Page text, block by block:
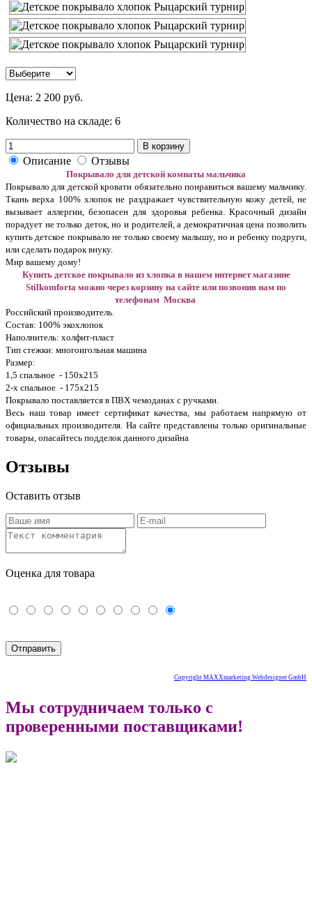
Цена: 2 200 руб.
Количество на складе: 6
В корзину
Описание Отзывы
Покрывало для детской комнаты мальчика
Покрывало для детской кровати обязательно понравиться вашему мальчику.
Ткань верха 100% хлопок не раздражает чувствительную кожу детей, не
вызывает аллергии, безопасен для здоровья ребенка. Красочный дизайн
порадует не только деток, но и родителей, а демократичная цена позволить
купить детское покрывало не только своему малышу, но и ребенку подруги,
или сделать подарок внуку.
Мир вашему дому!
Купить детское покрывало из хлопка в нашем интернет магазине
Stilkomforta можно через корзину на сайте или позвонив нам по
телефонам Москва
Российский производитель.
Состав: 100% экохлопок
Наполнитель: холфит-пласт
Тип стежки: многоигольная машина
Размер:
1,5 спальное - 150х215
2-х спальное - 175х215
Покрывало поставляется в ПВХ чемоданах с ручками.
Весь наш товар имеет сертификат качества, мы работаем напрямую от
официальных производителя. На сайте представлены только оригинальные
товары, опасайтесь подделок данного дизайна
Отзывы
Оставить отзыв
Оценка для товара
Copyright MAXXmarketing Webdesigner GmbH
Мы сотрудничаем только с
проверенными поставщиками!